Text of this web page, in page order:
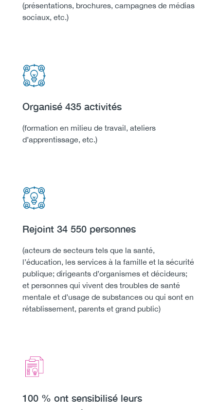
Body
(présentations, brochures, campagnes de médias
sociaux, etc.)
Icon
Image
Heading
Organisé 435 activités
Body
(formation en milieu de travail, ateliers
d’apprentissage, etc.)
Icon
Image
Heading
Rejoint 34 550 personnes
Body
(acteurs de secteurs tels que la santé,
l’éducation, les services à la famille et la sécurité
publique; dirigeants d’organismes et décideurs;
et personnes qui vivent des troubles de santé
mentale et d’usage de substances ou qui sont en
rétablissement, parents et grand public)
Icon
Image
Heading
100 % ont sensibilisé leurs